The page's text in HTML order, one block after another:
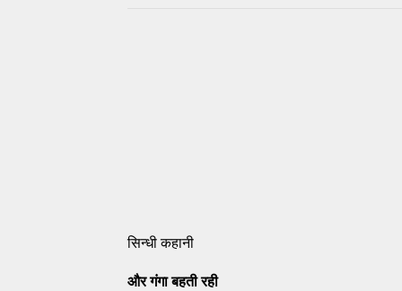
सिन्धी कहानी
और गंगा बहती रही